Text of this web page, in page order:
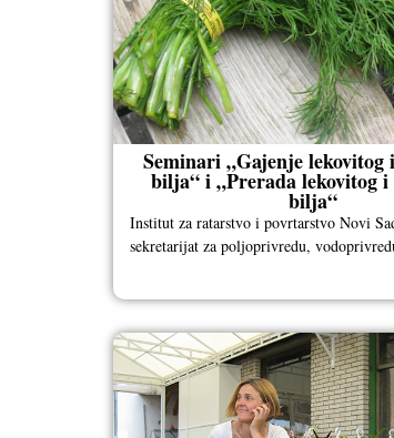
Seminari „Gajenje lekovitog
bilja“ i „Prerada lekovitog i
bilja“
Institut za ratarstvo i povrtarstvo Novi
sekretarijat za poljoprivredu,